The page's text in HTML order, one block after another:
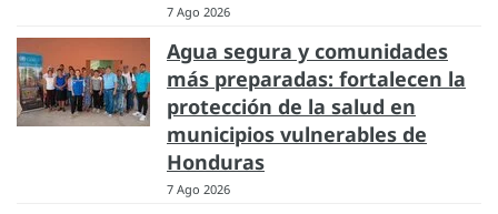
7 Ago 2026
Agua segura y comunidades
más preparadas: fortalecen la
protección de la salud en
municipios vulnerables de
Honduras
7 Ago 2026